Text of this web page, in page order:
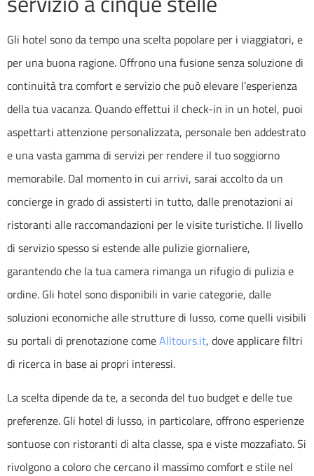
Gli hotel sono da tempo una scelta popolare per i viaggiatori, e
per una buona ragione. Offrono una fusione senza soluzione di
continuità tra comfort e servizio che può elevare l’esperienza
della tua vacanza. Quando effettui il check-in in un hotel, puoi
aspettarti attenzione personalizzata, personale ben addestrato
e una vasta gamma di servizi per rendere il tuo soggiorno
memorabile. Dal momento in cui arrivi, sarai accolto da un
concierge in grado di assisterti in tutto, dalle prenotazioni ai
ristoranti alle raccomandazioni per le visite turistiche. Il livello
di servizio spesso si estende alle pulizie giornaliere,
garantendo che la tua camera rimanga un rifugio di pulizia e
ordine. Gli hotel sono disponibili in varie categorie, dalle
soluzioni economiche alle strutture di lusso, come quelli visibili
su portali di prenotazione comeAlltours.it, dove applicare filtri
di ricerca in base ai propri interessi.
La scelta dipende da te, a seconda del tuo budget e delle tue
preferenze. Gli hotel di lusso, in particolare, offrono esperienze
sontuose con ristoranti di alta classe, spa e viste mozzafiato. Si
rivolgono a coloro che cercano il massimo comfort e stile nel